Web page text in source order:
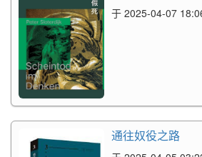
于 2025-04-07
通往奴役之路